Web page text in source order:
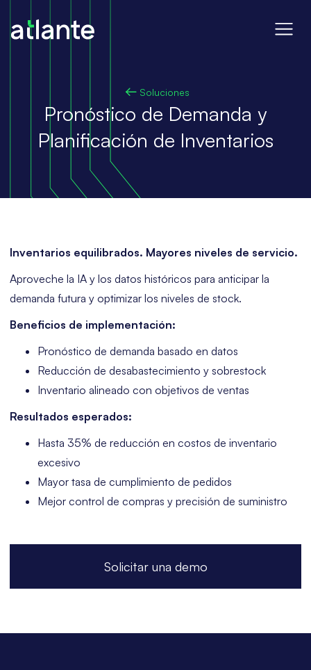
Soluciones
Pronóstico de Demanda y
Planificación de Inventarios
Inventarios equilibrados. Mayores niveles de servicio.
Aproveche la IA y los datos históricos para anticipar la
demanda futura y optimizar los niveles de stock.
Beneficios de implementación:
Pronóstico de demanda basado en datos
Reducción de desabastecimiento y sobrestock
Inventario alineado con objetivos de ventas
Resultados esperados:
Hasta 35% de reducción en costos de inventario
excesivo
Mayor tasa de cumplimiento de pedidos
Mejor control de compras y precisión de suministro
Solicitar una demo